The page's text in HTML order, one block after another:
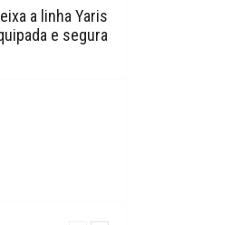
a linha Yaris
e segura